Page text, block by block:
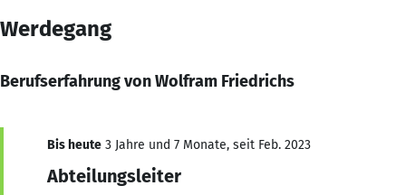
Werdegang
Berufserfahrung von Wolfram Friedrichs
Bis heute 3 Jahre und 7 Monate, seit Feb. 2023
Abteilungsleiter